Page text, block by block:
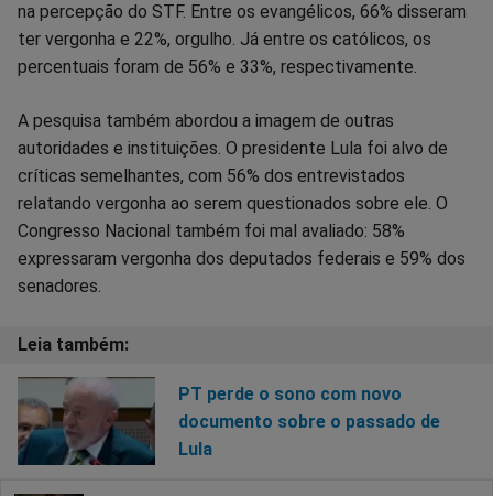
na percepção do STF. Entre os evangélicos, 66% disseram
ter vergonha e 22%, orgulho. Já entre os católicos, os
percentuais foram de 56% e 33%, respectivamente.
A pesquisa também abordou a imagem de outras
autoridades e instituições. O presidente Lula foi alvo de
críticas semelhantes, com 56% dos entrevistados
relatando vergonha ao serem questionados sobre ele. O
Congresso Nacional também foi mal avaliado: 58%
expressaram vergonha dos deputados federais e 59% dos
senadores.
PT perde o sono com novo
documento sobre o passado de
Lula